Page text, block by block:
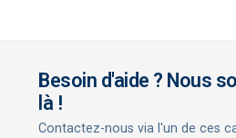
Besoin d'aide ? Nous
là !
Contactez-nous via l'un de ces